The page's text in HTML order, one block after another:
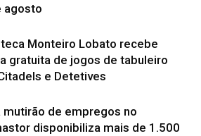
agosto
Monteiro Lobato recebe
gratuita de jogos de tabuleiro
e Detetives
mutirão de empregos no
disponibiliza mais de 1.500